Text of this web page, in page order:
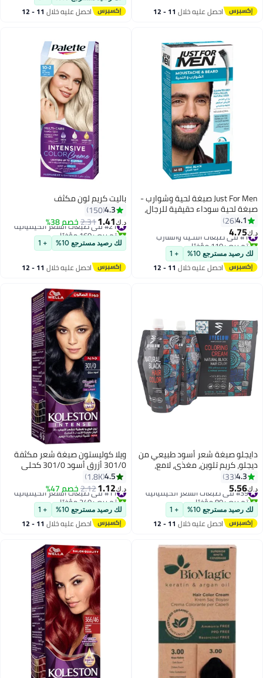
#1 في صبغات الشعر الكيميائية
احصل عليه خلال 11 - 12 احصل عليه خلال 11 - 12
Just For Men صبغة لحية وشوارب -
صبغة لحية سوداء حقيقية للرجال،
M-55، جل للتطبيق بالفرشاة مع
البيوتين، الألوة فيرا، وزيت جوز الهند
للشعر الخشن في الوجه
4.1
26
د.ك‏4.75
#1 في صبغات اللحية والشارب
تم بيع +110 مؤخرًا
#1 في صبغات اللحية والشارب
لك رصيد مسترجع 10% + 1
احصل عليه خلال 11 - 12
باليت كريم لون مكثف
4.3
150
د.ك‏1.41
2.31خصم 38% #21 في صبغات الشعر الكيميائية
تم بيع +160 مؤخرًا
#21 في صبغات الشعر الكيميائية
لك رصيد مسترجع 10% + 1
احصل عليه خلال 11 - 12
دايجلو صبغة شعر أسود طبيعي من
ديجلو، كريم تلوين، مغذي، لامع،
مضاد للشيخوخة، خالي من الأمونيا،
98% بدون حساسية، 500 مل
4.3
33
د.ك‏5.56
#39 في صبغات الشعر الكيميائية
تم بيع +80 مؤخرًا
#39 في صبغات الشعر الكيميائية
لك رصيد مسترجع 10% + 1
احصل عليه خلال 11 - 12
ويلا كوليستون صبغة شعر مكثفة
301/0 أزرق أسود 301/0 كحلي
4.5
1.8K
د.ك‏1.12
2.12خصم 47% #11 في صبغات الشعر الكيميائية
تم بيع +240 مؤخرًا
#11 في صبغات الشعر الكيميائية
لك رصيد مسترجع 10% + 1
احصل عليه خلال 11 - 12